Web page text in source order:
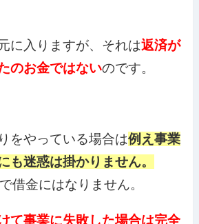
に入りますが、それは返済が
のお金ではないのです。
をやっている場合は例え事業
も迷惑は掛かりません。
借金にはなりません。
て事業に失敗した場合は完全